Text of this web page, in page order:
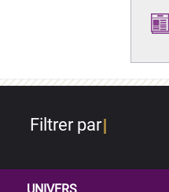
Filtrer par